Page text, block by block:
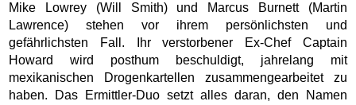
Mike Lowrey (Will Smith) und Marcus Burnett (Martin
Lawrence) stehen vor ihrem persönlichsten und
gefährlichsten Fall. Ihr verstorbener Ex-Chef Captain
Howard wird posthum beschuldigt, jahrelang mit
mexikanischen Drogenkartellen zusammengearbeitet zu
haben. Das Ermittler-Duo setzt alles daran, den Namen